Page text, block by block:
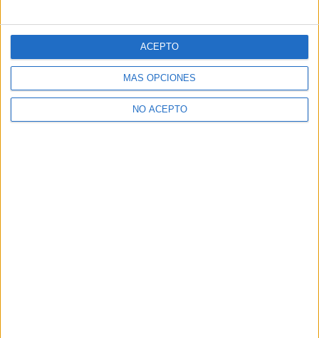
MÁS OPCIONES
NO ACEPTO
ACEPTO